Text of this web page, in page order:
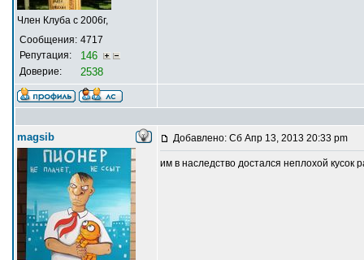
Член Клуба с 2006г,
Сообщения: 4717
Репутация:
146
Доверие: 2538
magsib Добавлено: Сб Апр 13, 2013 20:33 pm
им в наследство достался неплохой кусок